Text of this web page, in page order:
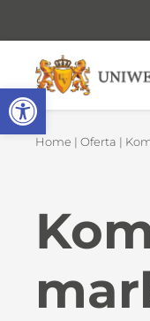
Open toolbar
Home |Oferta |